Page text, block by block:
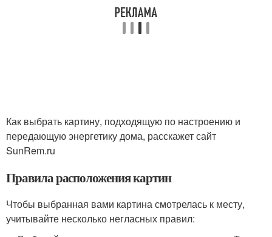
Как выбрать картину, подходящую по настроению и
передающую энергетику дома, расскажет сайт
SunRem.ru
Правила расположения картин
Чтобы выбранная вами картина смотрелась к месту,
учитывайте несколько негласных правил: